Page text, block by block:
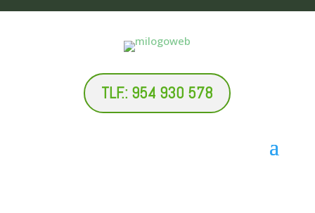
TLF.: 954 930 578